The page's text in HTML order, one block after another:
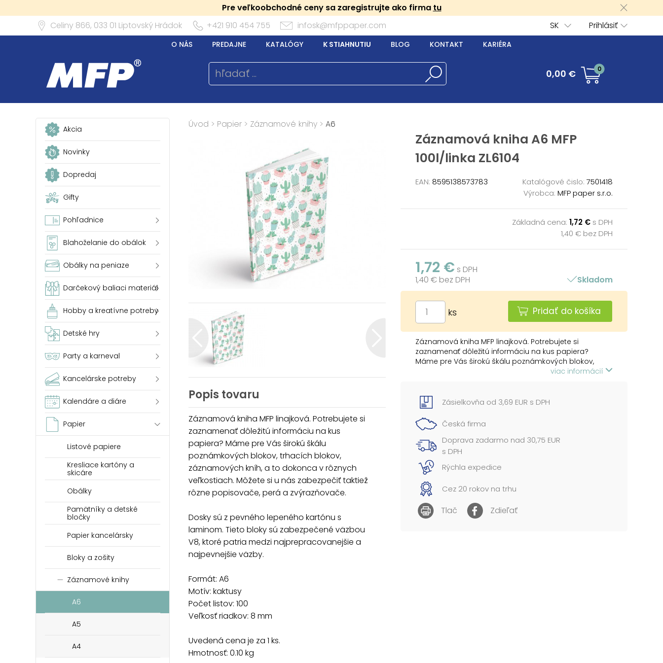
Pre veľkoobchodné ceny sa zaregistrujte ako firma tu
Celiny 866, 033 01 Liptovský Hrádok +421 910 454 755 infosk@mfppaper.com Prihlásiť
SK
O NÁS PREDAJNE KATALÓGY K STIAHNUTIU BLOG KONTAKT KARIÉRA
0,00 € 0
Akcia
Novinky
Dopredaj
Gifty
Pohľadnice
Blahoželanie do obálok
Obálky na peniaze
Darčekový baliaci materiál
Hobby a kreatívne potreby
Detské hry
Party a karneval
Kancelárske potreby
Kalendáre a diáre
Papier
Listové papiere
Kresliace kartóny a
skicáre
Obálky
Pamätníky a detské
bločky
Papier kancelársky
Bloky a zošity
Záznamové knihy
A6
A5
A4
Úvod > Papier > Záznamové knihy > A6
Záznamová kniha A6 MFP
100l/linka ZL6104
EAN: 8595138573783 Katalógové čislo: 7501418
Výrobca: MFP paper s.r.o.
Základná cena: 1,72 € s DPH
1,40 € bez DPH
1,72 € s DPH
1,40 € bez DPH
Skladom
ks Pridať do košíka
Záznamová kniha MFP linajková. Potrebujete si
zaznamenať dôležitú informáciu na kus papiera?
Máme pre Vás širokú škálu poznámkových blokov,
trhacích blokov, záznamových kníh, a to dokonca v
Dosky sú z pevného lepeného kartónu s laminom. Tieto
bloky sú zabezpečené väzbou V8, ktoré patria medzi
najprepracovanejšie a najpevnejšie väzby.
Formát: A6
Motív: kaktusy
Počet listov: 100
Veľkosť riadkov: 8 mm
Uvedená cena je za 1 ks....
viac informácií
Popis tovaru
Záznamová kniha MFP linajková. Potrebujete si
zaznamenať dôležitú informáciu na kus
papiera? Máme pre Vás širokú škálu
poznámkových blokov, trhacích blokov,
záznamových kníh, a to dokonca v rôznych
veľkostiach. Môžete si u nás zabezpečiť taktiež
rôzne popisovače, perá a zvýrazňovače.
Dosky sú z pevného lepeného kartónu s
laminom. Tieto bloky sú zabezpečené väzbou
V8, ktoré patria medzi najprepracovanejšie a
najpevnejšie väzby.
Formát: A6
Motív: kaktusy
Počet listov: 100
Veľkosť riadkov: 8 mm
Uvedená cena je za 1 ks.
Hmotnosť: 0.10 kg
Zásielkovňa od 3,69 EUR s DPH
Česká firma
Doprava zadarmo nad 30,75 EUR
s DPH
Rýchla expedice
Cez 20 rokov na trhu
Tlač Zdieľať